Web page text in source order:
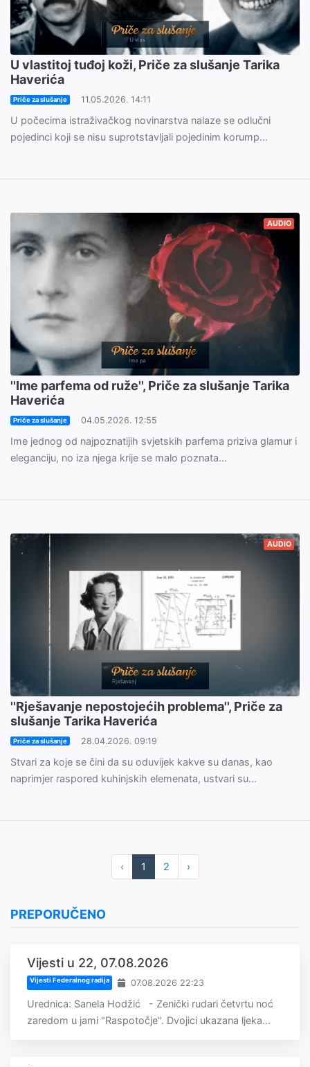
U vlastitoj tuđoj koži, Priče za slušanje Tarika
Haverića
Priče za slušanje 11.05.2026. 14:11
U počecima istraživačkog novinarstva nalaze se odlučni
pojedinci koji se nisu suprotstavljali pojedinim korump...
AUDIO
''Ime parfema od ruže'', Priče za slušanje Tarika
Haverića
Priče za slušanje 04.05.2026. 12:55
Ime jednog od najpoznatijih svjetskih parfema priziva glamur i
eleganciju, no iza njega krije se malo poznata...
AUDIO
''Rješavanje nepostojećih problema'', Priče za
slušanje Tarika Haverića
Priče za slušanje 28.04.2026. 09:19
Stvari za koje se čini da su oduvijek kakve su danas, kao
naprimjer raspored kuhinjskih elemenata, ustvari su...
‹ 1 2 ›
PREPORUČENO
Vijesti u 22, 07.08.2026
Vijesti Federalnog radija 07.08.2026 22:23
Urednica: Sanela Hodžić - Zenički rudari četvrtu noć
zaredom u jami "Raspotočje". Dvojici ukazana ljeka...